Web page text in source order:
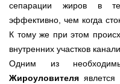
сепарации жиров в
эффективно, чем когда
К тому же при этом
внутренних участков
Одним из
Жироуловителя явлется